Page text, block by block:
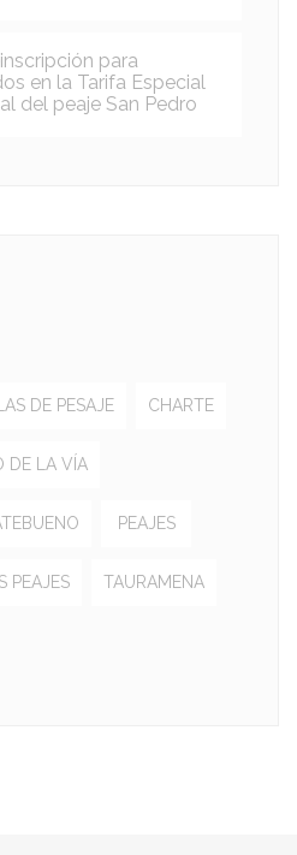
para
en la Tarifa Especial
del peaje San Pedro
DE PESAJE CHARTE
DE LA VÍA
PEAJES
PEAJES TAURAMENA